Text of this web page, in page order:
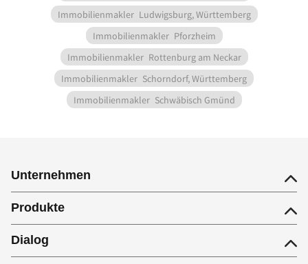
Immobilienmakler Ludwigsburg, Württemberg
Immobilienmakler Pforzheim
Immobilienmakler Rottenburg am Neckar
Immobilienmakler Schorndorf, Württemberg
Immobilienmakler Schwäbisch Gmünd
Unternehmen
Produkte
Dialog